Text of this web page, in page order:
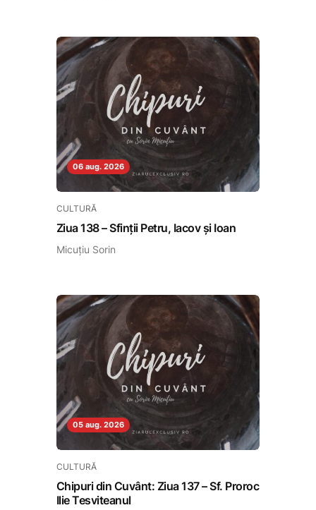
06 aug. 2026
CULTURĂ
Ziua 138 – Sfinții Petru, Iacov și Ioan
Micuțiu Sorin
05 aug. 2026
CULTURĂ
Chipuri din Cuvânt: Ziua 137 – Sf. Proroc
Ilie Tesviteanul